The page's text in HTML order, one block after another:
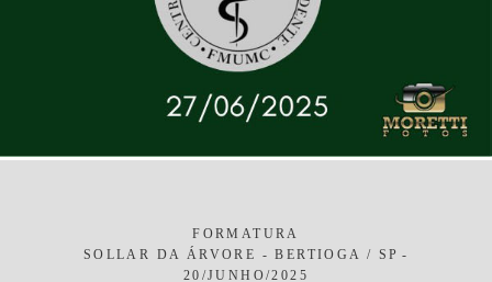
FORMATURA
SOLLAR DA ÁRVORE - BERTIOGA / SP
20/JUNHO/2025